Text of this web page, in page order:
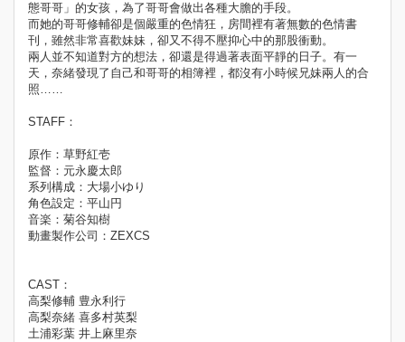
態哥哥」的女孩，為了哥哥會做出各種大膽的手段。
而她的哥哥修輔卻是個嚴重的色情狂，房間裡有著無數的色情書
刊，雖然非常喜歡妹妹，卻又不得不壓抑心中的那股衝動。
兩人並不知道對方的想法，卻還是得過著表面平靜的日子。有一
天，奈緒發現了自己和哥哥的相簿裡，都沒有小時候兄妹兩人的合
照……
STAFF：
原作：草野紅壱
監督：元永慶太郎
系列構成：大場小ゆり
角色設定：平山円
音楽：菊谷知樹
動畫製作公司：ZEXCS
CAST：
高梨修輔 豊永利行
高梨奈緒 喜多村英梨
土浦彩葉 井上麻里奈